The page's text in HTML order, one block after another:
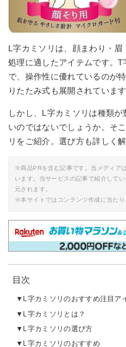
L字カミソリは、顔まわり・
処理に適したアイテムです。
で、操作性に優れているのが
りたたみ式も展開されています
しかし、L字カミソリは種類
いのではないでしょうか。そ
リをご紹介。選び方も詳しく解
※商品PRを含む記事です。当メディア
います。当サービスの記事で紹介して
元されます。
※本サイトではコンテンツ作成に当たり
目次
L字カミソリのおすすめ注目ア
L字カミソリとは？
L字カミソリの選び方
L字カミソリのおすすめ